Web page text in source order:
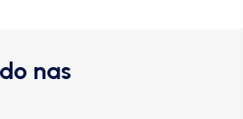
nas